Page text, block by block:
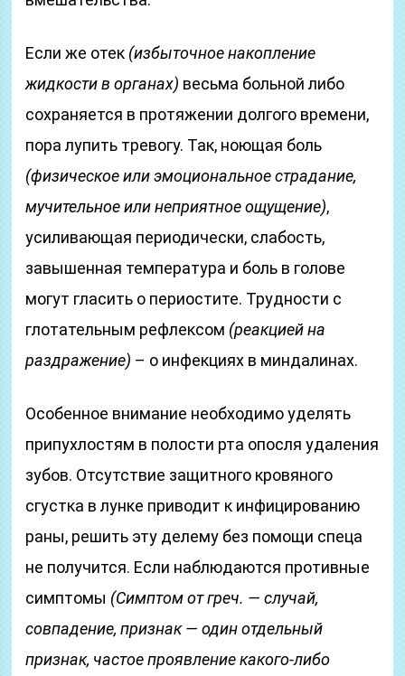
Если же отек (избыточное накопление
жидкости в органах) весьма больной либо
сохраняется в протяжении долгого времени,
пора лупить тревогу. Так, ноющая боль
(физическое или эмоциональное страдание,
мучительное или неприятное ощущение),
усиливающая периодически, слабость,
завышенная температура и боль в голове
могут гласить о периостите. Трудности с
глотательным рефлексом (реакцией на
раздражение) – о инфекциях в миндалинах.
Особенное внимание необходимо уделять
припухлостям в полости рта опосля удаления
зубов. Отсутствие защитного кровяного
сгустка в лунке приводит к инфицированию
раны, решить эту делему без помощи спеца
не получится. Если наблюдаются противные
симптомы (Симптом от греч. — случай,
совпадение, признак — один отдельный
признак, частое проявление какого-либо